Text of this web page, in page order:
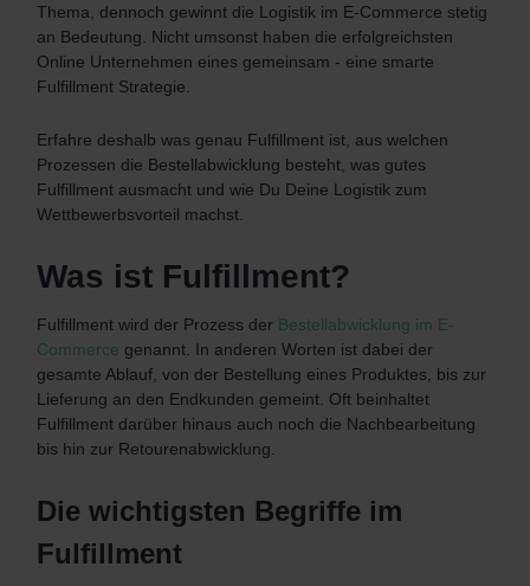
Thema, dennoch gewinnt die Logistik im E-Commerce stetig
an Bedeutung. Nicht umsonst haben die erfolgreichsten
Online Unternehmen eines gemeinsam - eine smarte
Fulfillment Strategie.
Erfahre deshalb was genau Fulfillment ist, aus welchen
Prozessen die Bestellabwicklung besteht, was gutes
Fulfillment ausmacht und wie Du Deine Logistik zum
Wettbewerbsvorteil machst.
Was ist Fulfillment?
Fulfillment wird der Prozess der Bestellabwicklung im E-
Commerce genannt. In anderen Worten ist dabei der
gesamte Ablauf, von der Bestellung eines Produktes, bis zur
Lieferung an den Endkunden gemeint. Oft beinhaltet
Fulfillment darüber hinaus auch noch die Nachbearbeitung
bis hin zur Retourenabwicklung.
Die wichtigsten Begriffe im
Fulfillment